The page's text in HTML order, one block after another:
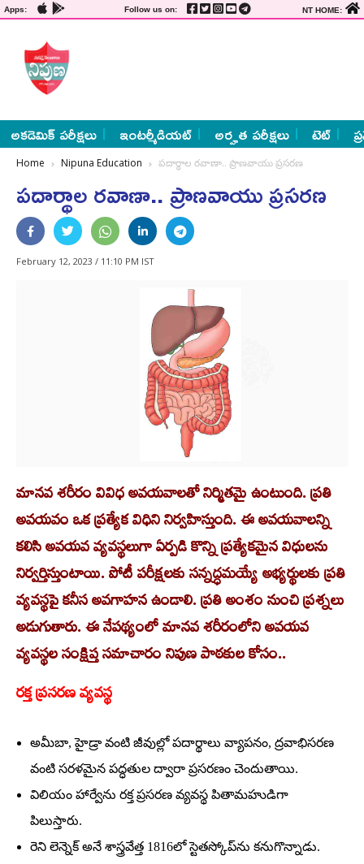
Apps: Follow us on: NT HOME:
అకడెమిక్ పరీక్షలు ఇంటర్మీడియట్ అర్హత పరీక్షలు టెట్
Home Nipuna Education పదార్థాల రవాణా.. ప్రాణవాయు ప్రసరణ
పదార్థాల రవాణా.. ప్రాణవాయు ప్రసరణ
February 12, 2023 / 11:10 PM IST
మానవ శరీరం వివిధ అవయవాలతో నిర్మితమై ఉంటుంది. ప్రతి
అవయవం ఒక ప్రత్యేక విధిని నిర్వహిస్తుంది. ఈ అవయవాలన్ని
కలిసి అవయవ వ్యవస్థలుగా ఏర్పడి కొన్ని ప్రత్యేకమైన విధులను
నిర్వర్తిస్తుంటాయి. పోటీ పరీక్షలకు సన్నద్ధమయ్యే అభ్యర్థులకు ప్రతి
వ్యవస్థపై కనీస అవగాహన ఉండాలి. ప్రతి అంశం నుంచి ప్రశ్నలు
అడుగుతారు. ఈ నేపథ్యంలో మానవ శరీరంలోని అవయవ
వ్యవస్థల సంక్షిప్త సమాచారం నిపుణ పాఠకుల కోసం..
రక్త ప్రసరణ వ్యవస్థ
అమీబా, హైడ్రా వంటి జీవుల్లో పదార్థాలు వ్యాపనం, ద్రవాభిసరణ
వంటి సరళమైన పద్ధతుల ద్వారా ప్రసరణం చెందుతాయి.
విలియం హార్వేను రక్త ప్రసరణ వ్యవస్థ పితామహుడిగా
పిలుస్తారు.
రెని లెన్నెక్‌ అనే శాస్త్రవేత్త 1816లో స్టెతస్కోప్‌ను కనుగొన్నాడు.